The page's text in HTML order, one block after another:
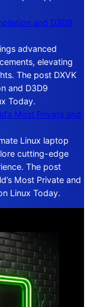
and D3D9
advanced
elevating
The post DXVK
and D3D9
Today.
Most Private and
Linux laptop
cutting-edge
The post
Most Private and
Linux Today.